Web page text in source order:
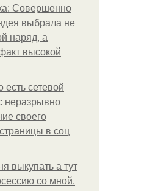
Совершенно
выбрала не
наряд, а
высокой
есть сетевой
неразрывно
своего
в соц
выкупать а тут
со мной.